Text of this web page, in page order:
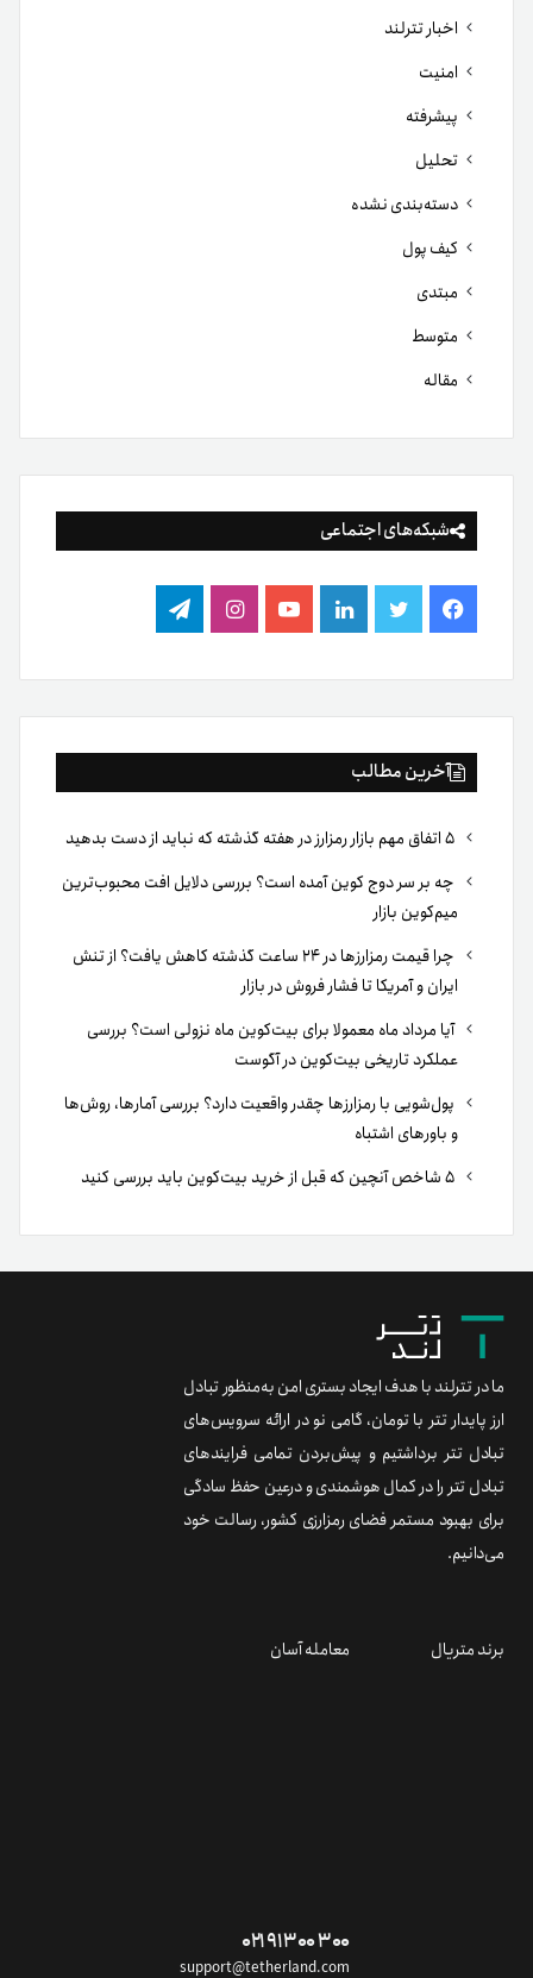
اخبار تترلند
امنیت
پیشرفته
تحلیل
دسته‌بندی نشده
کیف پول
مبتدی
متوسط
مقاله
شبکه‌های اجتماعی
فیس
بوک
توییتر لینکدینیوتیوباینستاگرام
تلگرام
آخرین مطالب
چه بر سر دوج کوین آمده است؟ بررسی دلایل افت محبوب‌ترین
میم‌کوین بازار
چرا قیمت رمزارزها در ۲۴ ساعت گذشته کاهش یافت؟ از تنش
ایران و آمریکا تا فشار فروش در بازار
آیا مرداد ماه معمولا برای بیت‌کوین ماه نزولی است؟ بررسی
عملکرد تاریخی بیت‌کوین در آگوست
پول‌شویی با رمزارزها چقدر واقعیت دارد؟ بررسی آمارها، روش‌ها
و باورهای اشتباه
ما در تترلند با هدف ایجاد بستری امن به‌منظور تبادل
ارز پایدار تتر با تومان، گامی نو در ارائه سرویس‌های
تبادل تتر برداشتیم و پیش‌بردن تمامی فرایندهای
تبادل تتر را در کمال هوشمندی و درعین حفظ سادگی
برای بهبود مستمر فضای رمزارزی کشور، رسالت خود
می‌دانیم.
برند متریال معامله آسان
۰۲۱ ۹۱ ۳۰۰ ۳۰۰
support@tetherland.com